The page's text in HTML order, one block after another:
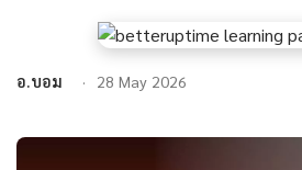
อ.บอม 28 May 2026